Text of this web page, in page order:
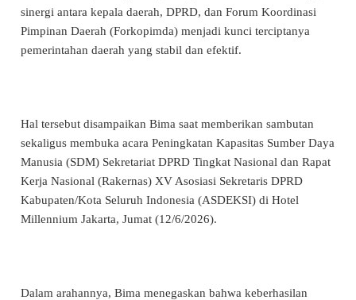
sinergi antara kepala daerah, DPRD, dan Forum Koordinasi
Pimpinan Daerah (Forkopimda) menjadi kunci terciptanya
pemerintahan daerah yang stabil dan efektif.
Hal tersebut disampaikan Bima saat memberikan sambutan
sekaligus membuka acara Peningkatan Kapasitas Sumber Daya
Manusia (SDM) Sekretariat DPRD Tingkat Nasional dan Rapat
Kerja Nasional (Rakernas) XV Asosiasi Sekretaris DPRD
Kabupaten/Kota Seluruh Indonesia (ASDEKSI) di Hotel
Millennium Jakarta, Jumat (12/6/2026).
Dalam arahannya, Bima menegaskan bahwa keberhasilan